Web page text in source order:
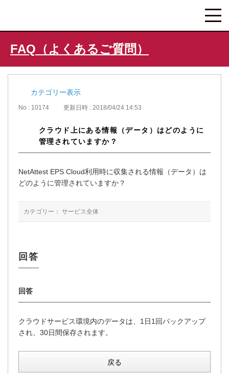
FAQ（よくあるご質問）
カテゴリー表示
No : 10174 更新日時 : 2018/04/24 14:53
クラウド上にある情報（データ）はどのように
管理されていますか？
NetAttest EPS Cloud利用時に収集される情報（データ）は
どのように管理されていますか？
カテゴリー： サービス全体
クラウドサービス環境内のデータは、1日1回バックアップ
され、30日間保存されます。
戻る